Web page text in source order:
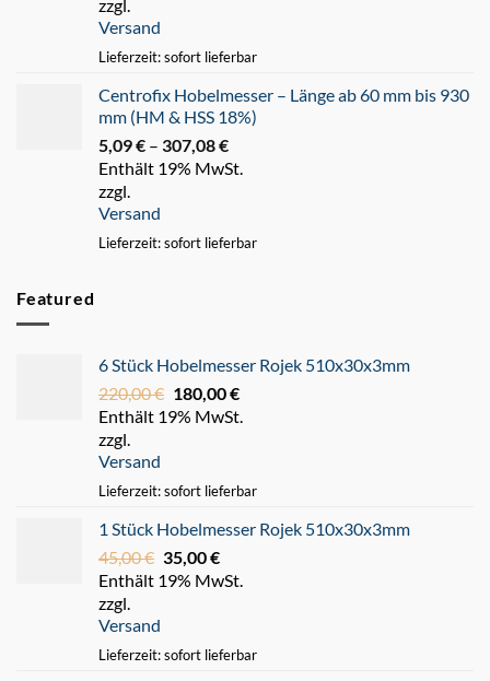
zzgl.
Versand
Lieferzeit: sofort lieferbar
Centrofix Hobelmesser – Länge ab 60 mm bis 930
mm (HM & HSS 18%)
5,09€ – 307,08€
5,09 €
Enthält 19% MwSt.
zzgl.
Versand
Lieferzeit: sofort lieferbar
Featured
6 Stück Hobelmesser Rojek 510x30x3mm
220,00€ Ursprünglicher
Preis
180,00€Aktueller
Preis
Enthält 19% MwSt.
zzgl.
Versand
Lieferzeit: sofort lieferbar
1 Stück Hobelmesser Rojek 510x30x3mm
45,00€ Ursprünglicher
Preis
35,00€Aktueller
Preis
Enthält 19% MwSt.
zzgl.
Versand
Lieferzeit: sofort lieferbar